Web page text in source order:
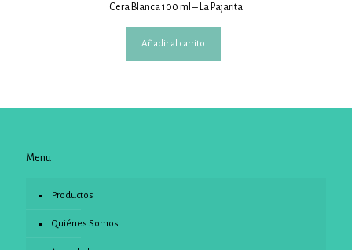
Cera Blanca 100 ml – La Pajarita
Añadir al carrito
Menu
Productos
Quiénes Somos